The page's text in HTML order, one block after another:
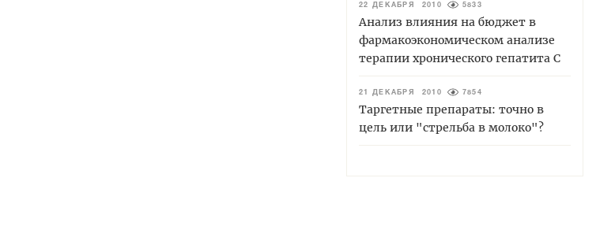
22 ДЕКАБРЯ 2010 5833
Анализ влияния на бюджет в
фармакоэкономическом анализе
терапии хронического гепатита С
21 ДЕКАБРЯ 2010 7854
Таргетные препараты: точно в
цель или "стрельба в молоко"?